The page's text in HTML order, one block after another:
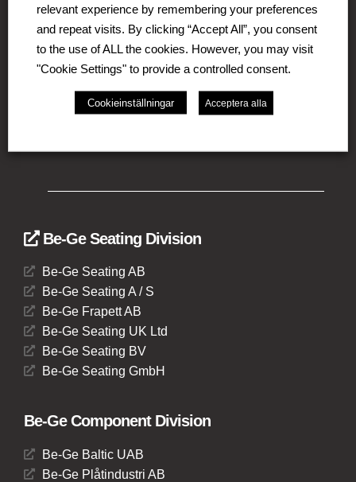
The Be-Ge Group
The Be-Ge Group is a family-owned group of
companies with operations in Sweden, Denmark,
United Kingdom, Lithuania, The Netherlands and
Germany. The Group comprises of several business
areas such as Be-Ge Seating Division, Be-Ge
Be-Ge Seating Division
Be-Ge Seating AB
Be-Ge Seating A / S
Be-Ge Frapett AB
Be-Ge Seating UK Ltd
Be-Ge Seating BV
Be-Ge Seating GmbH
Be-Ge Component Division
Be-Ge Baltic UAB
Be-Ge Plåtindustri AB
relevant experience by remembering your preferences
and repeat visits. By clicking “Accept All”, you consent
to the use of ALL the cookies. However, you may visit
"Cookie Settings" to provide a controlled consent.
Cookieinställningar Acceptera alla